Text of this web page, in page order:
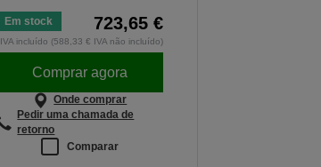
Em stock 723,65 €
IVA incluído (588,33 € IVA não incluído)
Comprar agora
Onde comprar
Pedir uma chamada de
retorno
Comparar